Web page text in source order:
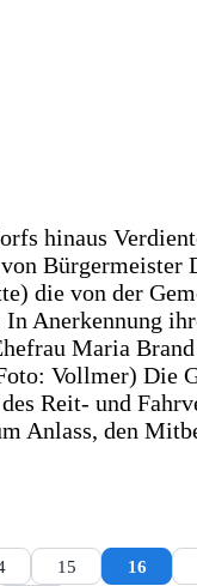
hinaus
Bürgermeister
die von der
Anerkennung
Maria
Vollmer) Die
Reit- und
Anlass, den
15 16